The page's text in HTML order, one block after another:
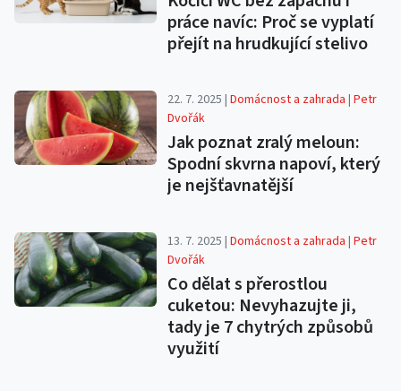
práce navíc: Proč se vyplatí
přejít na hrudkující stelivo
22. 7. 2025 |Domácnost a zahrada |Petr
Dvořák
Jak poznat zralý meloun:
Spodní skvrna napoví, který
je nejšťavnatější
13. 7. 2025 |Domácnost a zahrada |Petr
Dvořák
Co dělat s přerostlou
cuketou: Nevyhazujte ji,
tady je 7 chytrých způsobů
využití